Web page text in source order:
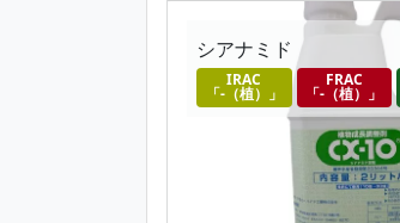
シアナミド
IRAC
「-（植）」
FRAC
「-（植）」